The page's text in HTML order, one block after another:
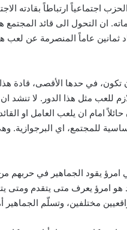
اجتماعياً ارتباطاً بقادته
ان التحول الى قائد المجتمع
ثمانين عاماً المنصرمة عن لعب
ان تكون، في حدها الأقصى،
للعب مثل هذا الدور. لا تنشد
امام ان يلعب العامل او
للمجتمع، اي البرجوازية.
امرؤ يقود الجماهير في
هو امرؤ يعرف متى يتقدم ومتى
مختلفين، وتسلّم الجماهير